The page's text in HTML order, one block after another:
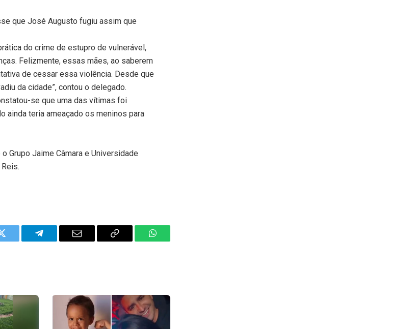
que José Augusto fugiu assim que
do crime de estupro de vulnerável,
Felizmente, essas mães, ao saberem
de cessar essa violência. Desde que
da cidade”, contou o delegado.
se que uma das vítimas foi
ainda teria ameaçado os meninos para
Grupo Jaime Câmara e Universidade
Twitter Telegram Email
Copy
WhatsApp